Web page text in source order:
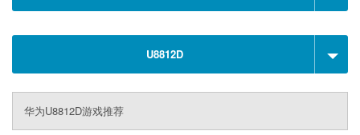
U8812D
华为U8812D游戏推荐